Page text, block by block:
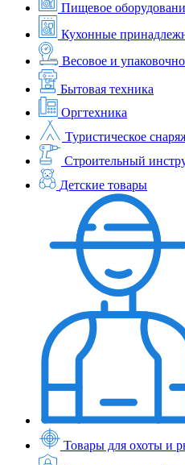
Пищевое
Кухонные
Весовое и
Бытовая техника
Оргтехника
Туристическое
Строительный
Детские товары
Товары для охоты и